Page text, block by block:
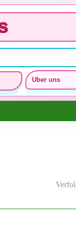
Uber uns